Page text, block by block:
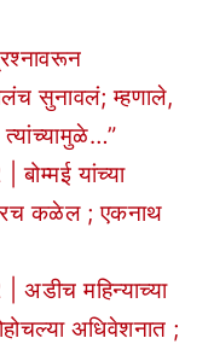
सुनावलं; म्हणाले,
यांच्या
कळेल ; एकनाथ
महिन्याच्या
अधिवेशनात ;